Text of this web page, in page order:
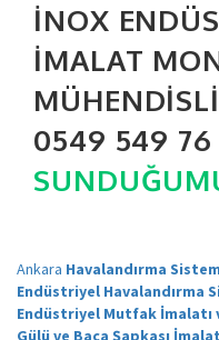
İNOX
İMALAT
0549 549
Ankara Havalandırma
Endüstriyel Havalandırma
Endüstriyel Mutfak İmalatı
Gülü ve Baca Şapkası